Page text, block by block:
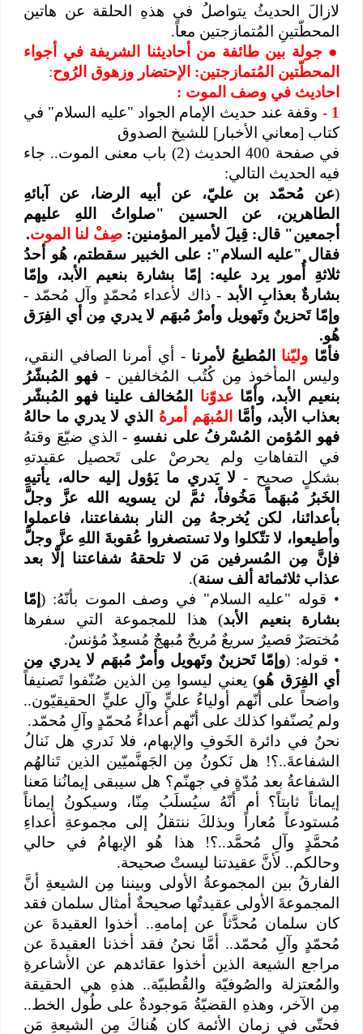
لازالَ الحديثُ يتواصلُ في هذهِ الحلقة عن هاتين
المحطّتينِ المُتمازجتين معاً.
●
جولة بين طائفة من أحاديثنا الشريفة في أجواء
المحطّتين المُتمازجتين: الإحتضار وزهوق الرُوح:
احاديث في وصف الموت :
1
- وقفة عند حديث الإمام الجواد "عليه السلام" في
كتاب [معاني الأخبار] للشيخ الصدوق
في صفحة 400 الحديث (2) باب معنى الموت.. جاء
فيه الحديث التالي:
عن مُحمّد بن عليّ، عن أبيه الرضا، عن آبائهِ
الطاهرين، عن الحسين "صلواتُ اللهِ عليهم
أجمعين" قال: قِيلَ لأمير المؤمنين:صِفْ لنا الموت.
فقال "عليه السلام": على الخبير سقطتم، هُو أحدُ
ثلاثةِ أُمور يرد عليه: إمّا بشارة بنعيم الأبد، وإمّا
بشارةٌ بعذابِ الأبد - ذاك لأعداء مُحمّدٍ وآل مُحمّد -
وإمّا تَحزينٌ وتَهويل وأمرٌ مُبهَم لا يدري مِن أي الفِرَق
هُو.
فأمّا وليّناالمُطيعُ لأمرنا - أي أمرنا الصافي النقي،
وليس المأخوذ مِن كُتُب المُخالفين - فهو المُبشّرُ
بنعيم الأبد، وأمّا عدوّناالمُخالف علينا فهو المُبشّر
بعذاب الأبد، وأمَّا المُبهَم أمرهُ الذي لا يدري ما حالهُ
فهو المُؤمن المُسْرفُ على نفسهِ - الذي ضيّعَ وقتهُ
في التفاهاتِ ولم يحرصْ على تَحصيل عقيدتهِ
بشكلٍ صحيح - لا يَدري ما يَؤول إليه حاله، يأتيهِ
الخَبرُ مُبهَماً مَخُوفاً،
ثمَّ لن يسويه الله عزَّ وجلَّ
بأعدائنا، لكن يُخرجهُ مِن النار بشفاعتنا، فاعملوا
وأطيعوا، لا تتّكلوا ولا تستصغروا عُقوبةَ اللهِ عزَّ وجلَّ
فإنَّ مِن المُسرفين مَن لا تلحقهُ شفاعتنا إلّا بعد
عذاب ثلاثمائة ألف سنة).
• قوله "عليه السلام" في وصف الموت بأنّهُ: ( إمّا
بشارة بنعيم الأبد) هذا للمجموعة التي سفرها
مُختصَرٌ قصيرٌ سريعٌ مُريحٌ مُبهجٌ مُسعِدٌ مُؤنسٌ.
• قوله: ( وإمّا تَحزينٌ وتَهويل وأمرٌ مُبهَم لا يدري مِن
أي الفِرَق هُو) يعني ليسوا مِن الذين صُنّفوا تَصنيفاً
واضحاً على أنّهم أولياءُ عليٍّ وآلِ عليٍّ الحقيقيّون..
ولم يُصنّفوا كذلك على أنّهم أعداءُ مُحمّدٍ وآلِ مُحمّد.
نحنُ في دائرة الخَوفِ والإبهام، فلا نَدري هل نَنالُ
الشفاعةَ..؟! هل نَكونُ مِن الجَهنَّميّين الذين تَنالهُم
الشفاعةُ بعد مُدّةٍ في جهنّم؟ هل سيبقى إيمانُنا مَعنا
إيماناً ثابتاً؟ أم أنّهُ سيُسلَبُ مِنّا، وسيكونُ إيماناً
مُستودعاً مُعاراً وبذلكَ ننتقلُ إلى مجموعةِ أعداءِ
مُحمَّدٍ وآلِ مُحمَّد..؟! هذا هُو الإبهامُ في حالي
وحالكم.. لأنَّ عقيدتنا ليستْ صحيحة.
الفارقُ بين المجموعةُ الأولى وبيننا مِن الشيعةِ أنَّ
المجموعةَ الأولى عقيدتُها صحيحةٌ أمثال سلمان فقد
كان سلمان مُحدَّثاً عن إمامهِ.. أخذوا العقيدةَ عن
مُحمّدٍ وآلِ مُحمّد.. أمَّا نحنُ فقد أخذنا العقيدةَ عن
مراجع الشيعة الذين أخذوا عقائدهم عن الأشاعرةِ
والمُعتزلة والصُوفيّة والقُطبيّة.. هذهِ هي الحقيقة
مِن الآخر، وهذهِ القضيّةُ مَوجودةٌ على طُول الخط..
فحتّى في زمان الأئمة كان هُناكَ مِن الشيعةِ مَن